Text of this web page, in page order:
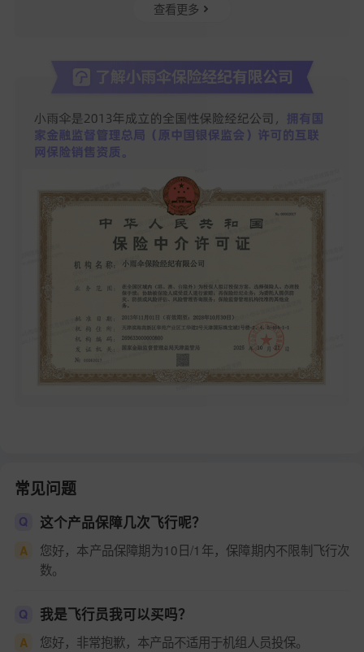
查看更多
常见问题
Q 这个产品保障几次飞行呢？
A
您好，本产品保障期为10日/1年，保障期内不限制飞行次
数。
Q 我是飞行员我可以买吗？
A 您好，非常抱歉，本产品不适用于机组人员投保。